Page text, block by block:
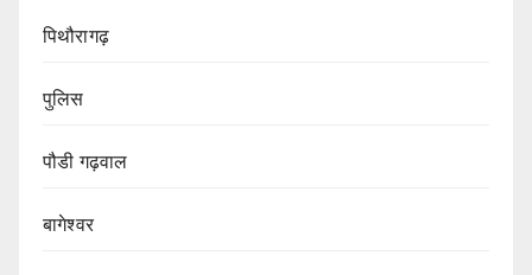
पिथौरागढ़
पुलिस
पौडी गढ़वाल
बागेश्वर